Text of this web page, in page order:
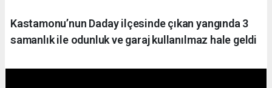
Kastamonu’nun Daday ilçesinde çıkan yangında 3
samanlık ile odunluk ve garaj kullanılmaz hale geldi